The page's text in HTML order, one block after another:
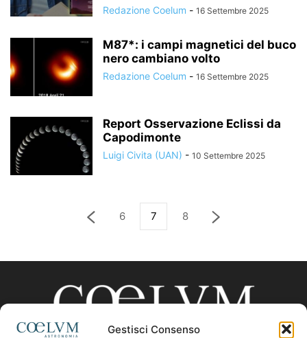
Gestisci Consenso
Redazione Coelum - 16 Settembre 2025
M87*: i campi magnetici del buco
nero cambiano volto
Redazione Coelum - 16 Settembre 2025
Report Osservazione Eclissi da
Capodimonte
Luigi Civita (UAN) - 10 Settembre 2025
6 7 8